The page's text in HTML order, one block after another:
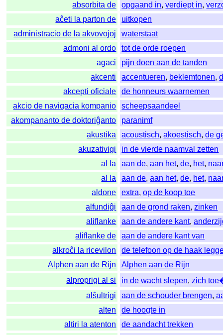
absorbita de
opgaand in,verdiept in,
aĉeti la parton de
uitkopen
administracio de la akvovojoj
waterstaat
admoni al ordo
tot de orde roepen
agaci
pijn doen aan de tanden
akcenti
accentueren, beklemtonen,
akcepti oficiale
de honneurs waarnemen
akcio de navigacia kompanio
scheepsaandeel
akompananto de doktoriĝanto
paranimf
akustika
acoustisch,akoestisch,de
akuzativigi
in de vierde naamval zetten
al la
aan de,aan het,de, het,
al la
aan de,aan het,de, het,
aldone
extra,op de koop toe
alfundiĝi
aan de grond raken,zinken
aliflanke
aan de andere kant,
aliflanke de
aan de andere kant van
alkroĉi la ricevilon
de telefoon op de haak
Alphen aan de Rijn
Alphen aan de Rijn
alproprigi al si
in de wacht slepen,zich
alŝultrigi
aan de schouder brengen,
alten
de hoogte in
altiri la atenton
de aandacht trekken